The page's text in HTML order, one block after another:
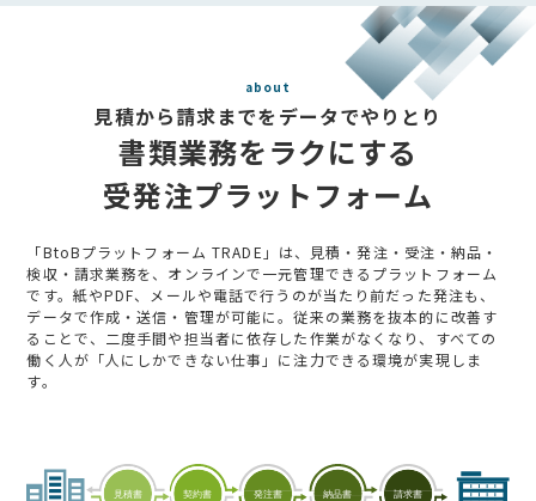
about
見積から請求までをデータでやりとり
書類業務をラクにする
受発注プラットフォーム
「BtoBプラットフォーム TRADE」は、見積・発注・受注・納品・
検収・請求業務を、オンラインで一元管理できるプラットフォーム
です。紙やPDF、メールや電話で行うのが当たり前だった発注も、
データで作成・送信・管理が可能に。従来の業務を抜本的に改善す
ることで、二度手間や担当者に依存した作業がなくなり、すべての
働く人が「人にしかできない仕事」に注力できる環境が実現しま
す。